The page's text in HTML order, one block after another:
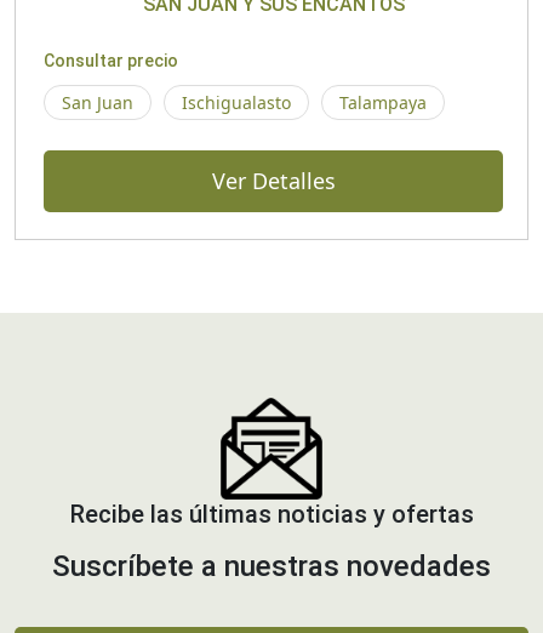
SAN JUAN Y SUS ENCANTOS
Consultar precio
San Juan Ischigualasto Talampaya
Ver Detalles
Recibe las últimas noticias y ofertas
Suscríbete a nuestras novedades